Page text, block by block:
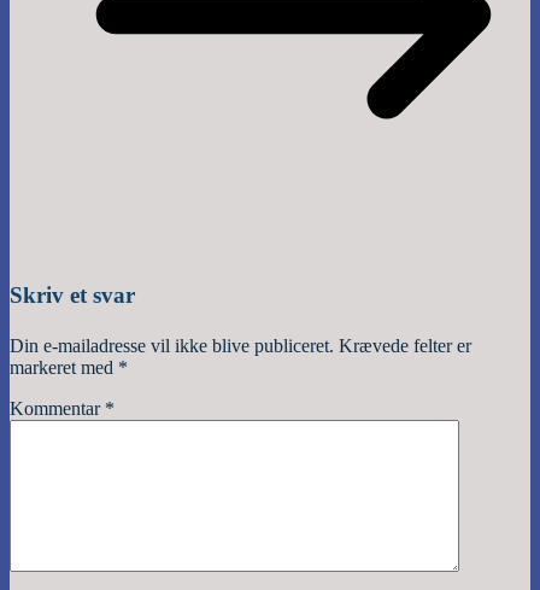
Skriv et svar
Din e-mailadresse vil ikke blive publiceret. Krævede felter er
markeret med *
Kommentar *